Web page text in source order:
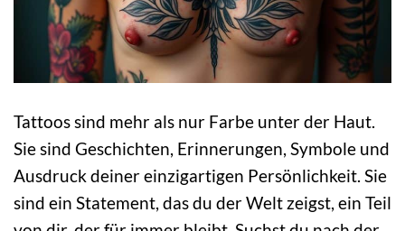
Tattoos sind mehr als nur Farbe unter der Haut.
Sie sind Geschichten, Erinnerungen, Symbole und
Ausdruck deiner einzigartigen Persönlichkeit. Sie
sind ein Statement, das du der Welt zeigst, ein Teil